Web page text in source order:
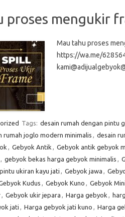
proses mengukir
Mau tahu proses
https://wa.me/
Tags: desain rumah dengan pintu
rumah joglo modern minimalis , desain
, Gebyok Antik , Gebyok antik gebyok
, gebyok bekas harga gebyok minimalis ,
ukiran kayu jati , Gebyok jawa ,
Kudus , Gebyok Kuno , Gebyok
, Gebyok ukir jepara , Harga gebyok ,
jati , Harga gebyok jati kuno , Harga